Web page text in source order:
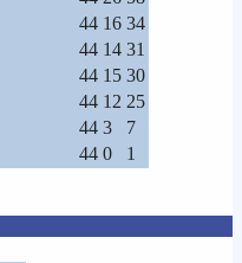
44 16 34
44 14 31
44 15 30
44 12 25
44 3
7
44 0
1